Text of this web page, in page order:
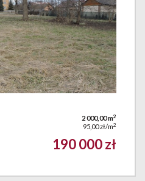
2 000,00 m2
95,00 zł/m2
190 000 zł